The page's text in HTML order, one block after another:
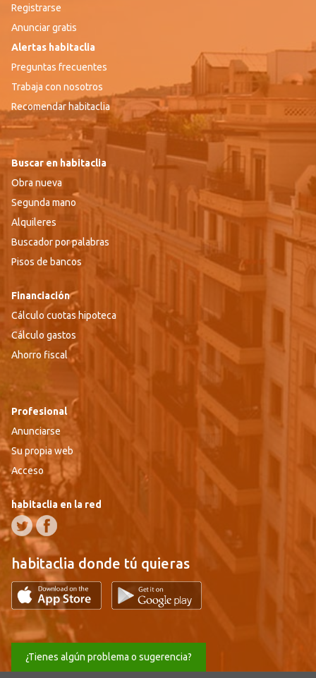
Registrarse
Anunciar gratis
Alertas habitaclia
Preguntas frecuentes
Trabaja con nosotros
Recomendar habitaclia
Buscar en habitaclia
Obra nueva
Segunda mano
Alquileres
Buscador por palabras
Pisos de bancos
Financiación
Cálculo cuotas hipoteca
Cálculo gastos
Ahorro fiscal
Profesional
Anunciarse
Su propia web
Acceso
habitaclia en la red
habitaclia donde tú quieras
¿Tienes algún problema o sugerencia?